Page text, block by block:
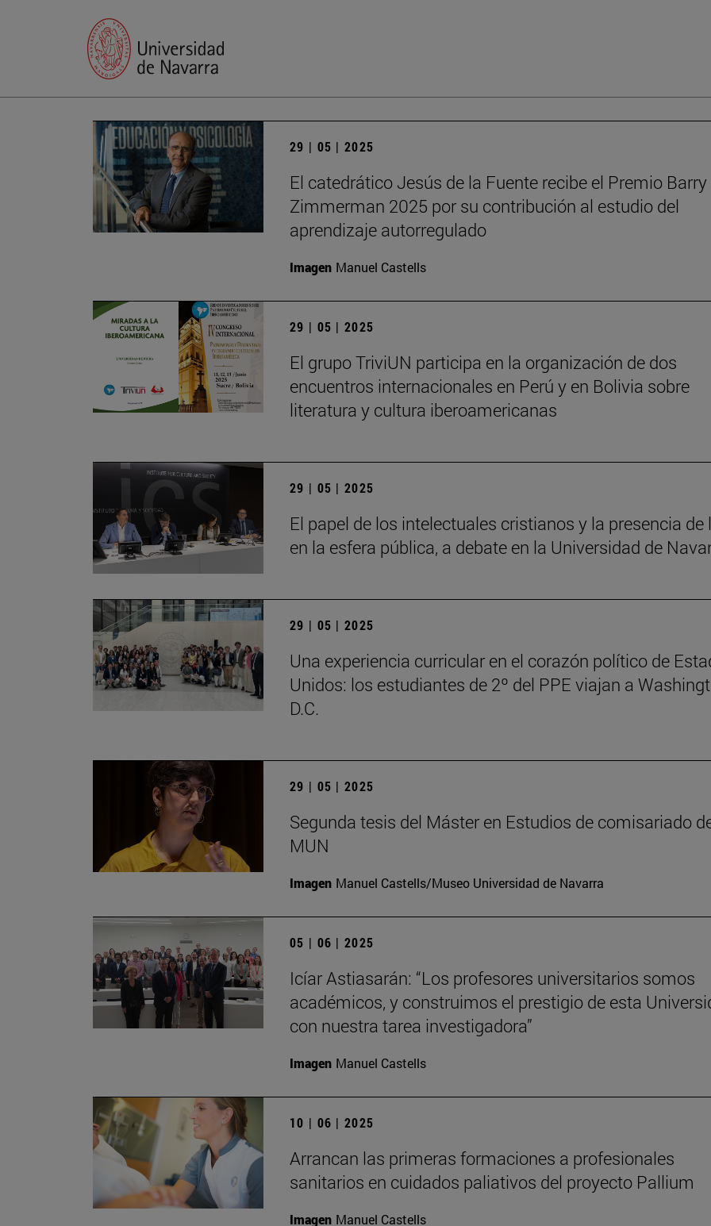
29 | 05 | 2025
El catedrático Jesús de la Fuente recibe el Premio
Zimmerman 2025 por su contribución al estudio del
aprendizaje autorregulado
Imagen Manuel Castells
29 | 05 | 2025
El grupo TriviUN participa en la organización de dos
encuentros internacionales en Perú y en Bolivia sobre
literatura y cultura iberoamericanas
29 | 05 | 2025
El papel de los intelectuales cristianos y la presencia de
en la esfera pública, a debate en la Universidad de
29 | 05 | 2025
Una experiencia curricular en el corazón político de
Unidos: los estudiantes de 2º del PPE viajan a
D.C.
29 | 05 | 2025
Segunda tesis del Máster en Estudios de comisariado
MUN
Imagen Manuel Castells/Museo Universidad de Navarra
05 | 06 | 2025
Icíar Astiasarán: “Los profesores universitarios somos
académicos, y construimos el prestigio de esta
con nuestra tarea investigadora”
Imagen Manuel Castells
10 | 06 | 2025
Arrancan las primeras formaciones a profesionales
sanitarios en cuidados paliativos del proyecto Pallium
Imagen Manuel Castells